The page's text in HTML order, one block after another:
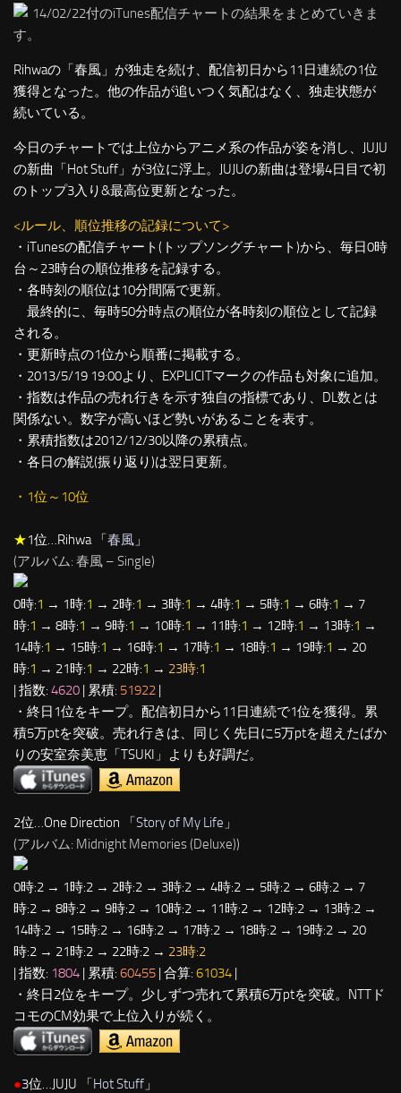
14/02/22付のiTunes配信チャートの結果をまとめていきま
す。
Rihwaの「春風」が独走を続け、配信初日から11日連続の1位
獲得となった。他の作品が追いつく気配はなく、独走状態が
続いている。
今日のチャートでは上位からアニメ系の作品が姿を消し、JUJU
の新曲「Hot Stuff」が3位に浮上。JUJUの新曲は登場4日目で初
のトップ3入り&最高位更新となった。
<ルール、順位推移の記録について>
・iTunesの配信チャート(トップソングチャート)から、毎日0時
台～23時台の順位推移を記録する。
・各時刻の順位は10分間隔で更新。
最終的に、毎時50分時点の順位が各時刻の順位として記録
される。
・更新時点の1位から順番に掲載する。
・2013/5/19 19:00より、EXPLICITマークの作品も対象に追加。
・指数は作品の売れ行きを示す独自の指標であり、DL数とは
関係ない。数字が高いほど勢いがあることを表す。
・累積指数は2012/12/30以降の累積点。
・各日の解説(振り返り)は翌日更新。
・1位～10位
★1位…Rihwa 「春風 」
(アルバム: 春風 – Single)
0時:1 → 1時:1 → 2時:1 → 3時:1 → 4時:1 → 5時:1 → 6時:1 → 7
時:1 → 8時:1 → 9時:1 → 10時:1 → 11時:1 → 12時:1 → 13時:1 →
14時:1 → 15時:1 → 16時:1 → 17時:1 → 18時:1 → 19時:1 → 20
時:1 → 21時:1 → 22時:1 → 23時:1
| 指数: 4620 | 累積: 51922 |
・終日1位をキープ。配信初日から11日連続で1位を獲得。累
積5万ptを突破。売れ行きは、同じく先日に5万ptを超えたばか
りの安室奈美恵「TSUKI」よりも好調だ。
2位…One Direction 「Story of My Life 」
(アルバム: Midnight Memories (Deluxe))
0時:2 → 1時:2 → 2時:2 → 3時:2 → 4時:2 → 5時:2 → 6時:2 → 7
時:2 → 8時:2 → 9時:2 → 10時:2 → 11時:2 → 12時:2 → 13時:2 →
14時:2 → 15時:2 → 16時:2 → 17時:2 → 18時:2 → 19時:2 → 20
時:2 → 21時:2 → 22時:2 → 23時:2
| 指数: 1804 | 累積: 60455 | 合算: 61034 |
・終日2位をキープ。少しずつ売れて累積6万ptを突破。NTTド
コモのCM効果で上位入りが続く。
●3位…JUJU 「Hot Stuff 」